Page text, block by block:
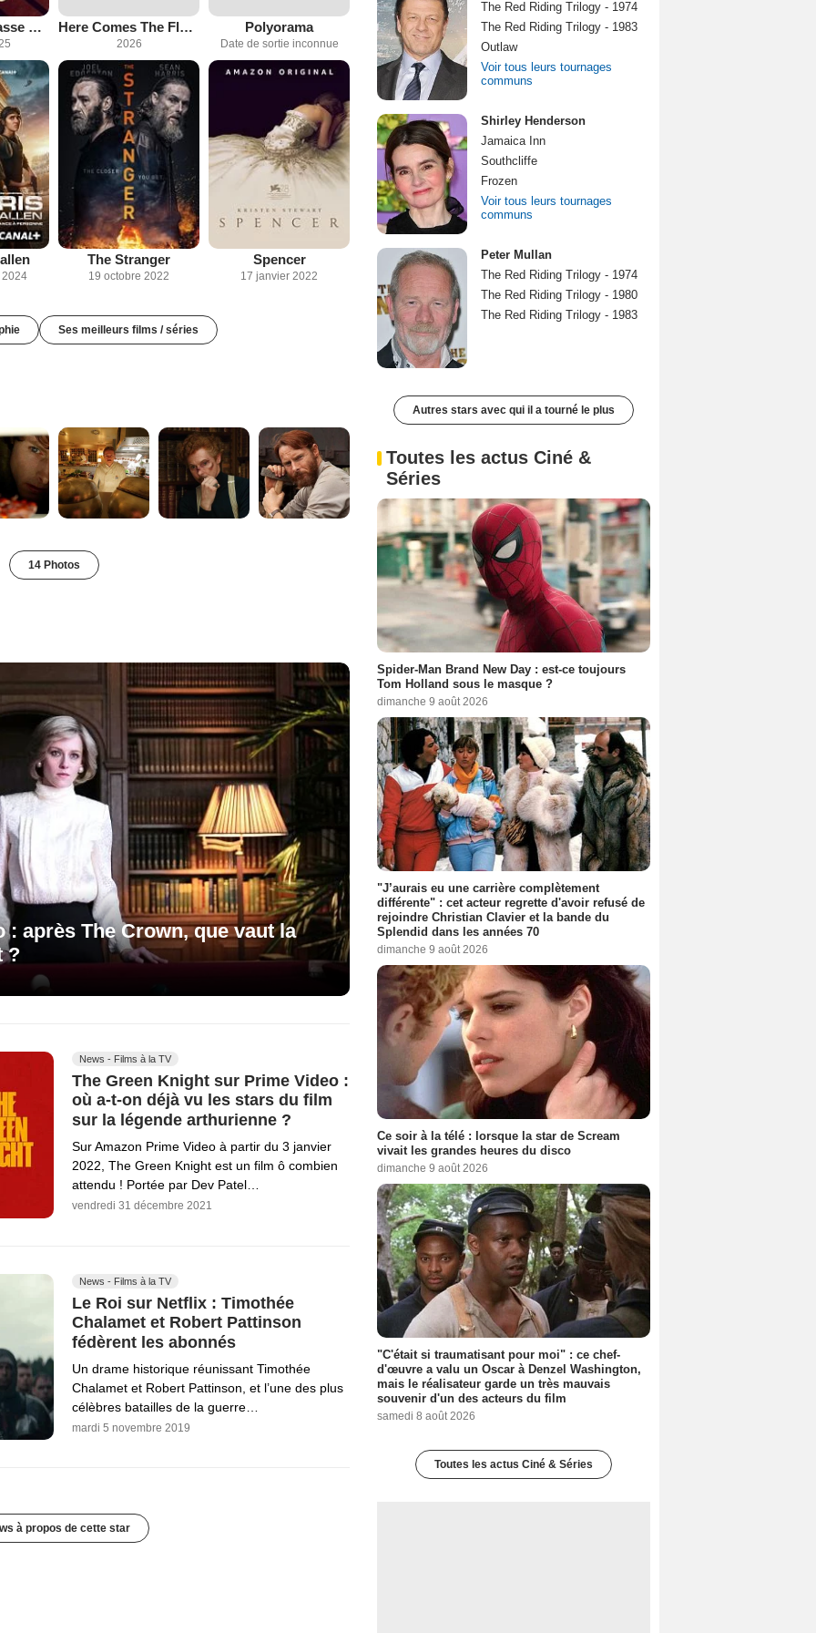
The Gold, le casse du siècle Here Comes The Flood
2026
Polyorama
Date de sortie inconnue
The Stranger
19 octobre 2022
Spencer
17 janvier 2022
Ses meilleurs films / séries
14 Photos
après The Crown, que vaut la
?
News - Films à la TV
The Green Knight sur Prime Video :
où a-t-on déjà vu les stars du film
sur la légende arthurienne ?
Sur Amazon Prime Video à partir du 3 janvier
2022, The Green Knight est un film ô combien
attendu ! Portée par Dev Patel…
vendredi 31 décembre 2021
News - Films à la TV
Le Roi sur Netflix : Timothée
Chalamet et Robert Pattinson
fédèrent les abonnés
Un drame historique réunissant Timothée
Chalamet et Robert Pattinson, et l’une des plus
célèbres batailles de la guerre…
mardi 5 novembre 2019
à propos de cette star
The Red Riding Trilogy - 1974
The Red Riding Trilogy - 1983
Outlaw
Voir tous leurs tournages
communs
Shirley Henderson
Jamaica Inn
Southcliffe
Frozen
Voir tous leurs tournages
communs
Peter Mullan
The Red Riding Trilogy - 1974
The Red Riding Trilogy - 1980
The Red Riding Trilogy - 1983
Autres stars avec qui il a tourné le plus
Toutes les actus Ciné &
Séries
Spider-Man Brand New Day : est-ce toujours
Tom Holland sous le masque ?
dimanche 9 août 2026
"J’aurais eu une carrière complètement
différente" : cet acteur regrette d'avoir refusé de
rejoindre Christian Clavier et la bande du
Splendid dans les années 70
dimanche 9 août 2026
Ce soir à la télé : lorsque la star de Scream
vivait les grandes heures du disco
dimanche 9 août 2026
"C'était si traumatisant pour moi" : ce chef-
d'œuvre a valu un Oscar à Denzel Washington,
mais le réalisateur garde un très mauvais
souvenir d'un des acteurs du film
samedi 8 août 2026
Toutes les actus Ciné & Séries